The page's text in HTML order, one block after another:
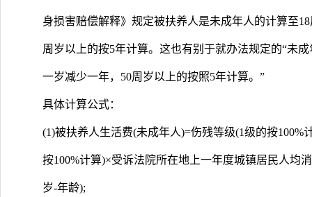
身损害赔偿解释》规定被扶养人是未成年人的计算至
周岁以上的按5年计算。这也有别于就办法规定的“未
一岁减少一年，50周岁以上的按照5年计算。”
具体计算公式：
(1)被扶养人生活费(未成年人)=伤残等级(1级的按
按100%计算)×受诉法院所在地上一年度城镇居民人均
岁-年龄);